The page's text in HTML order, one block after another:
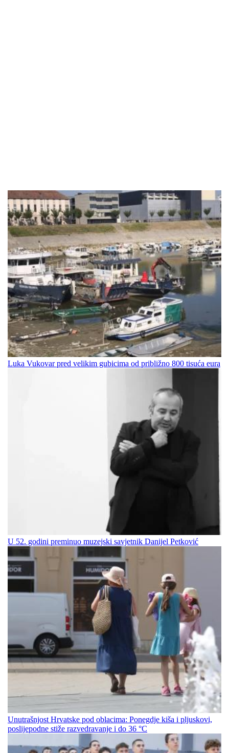
Luka Vukovar pred velikim gubicima od približno 800 tisuća eura
U 52. godini preminuo muzejski savjetnik Danijel Petković
Unutrašnjost Hrvatske pod oblacima: Ponegdje kiša i pljuskovi,
poslijepodne stiže razvedravanje i do 36 °C